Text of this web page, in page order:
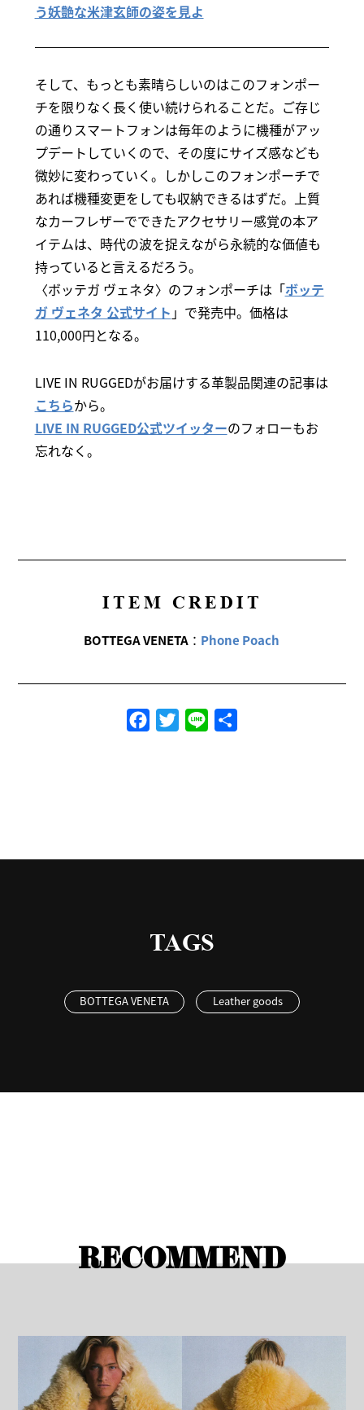
う妖艶な米津玄師の姿を見よ
そして、もっとも素晴らしいのはこのフォンポー
チを限りなく長く使い続けられることだ。ご存じ
の通りスマートフォンは毎年のように機種がアッ
プデートしていくので、その度にサイズ感なども
微妙に変わっていく。しかしこのフォンポーチで
あれば機種変更をしても収納できるはずだ。上質
なカーフレザーでできたアクセサリー感覚の本ア
イテムは、時代の波を捉えながら永続的な価値も
持っていると言えるだろう。
〈ボッテガ ヴェネタ〉のフォンポーチは「ボッテ
ガ ヴェネタ 公式サイト 」で発売中。価格は
110,000円となる。
LIVE IN RUGGEDがお届けする革製品関連の記事は
こちらから。
LIVE IN RUGGED公式ツイッターのフォローもお
忘れなく。
ITEM CREDIT
BOTTEGA VENETA ： Phone Poach
FacebookTwitterLine
TAGS
BOTTEGA VENETA Leather goods
RECOMMEND